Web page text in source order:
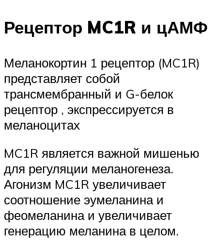
Рецептор MC1R и цАМФ
Меланокортин 1 рецептор (MC1R)
представляет собой
трансмембранный и G-белок
рецептор , экспрессируется в
меланоцитах
MC1R является важной мишенью
для регуляции меланогенеза.
Агонизм MC1R увеличивает
соотношение эумеланина и
феомеланина и увеличивает
генерацию меланина в целом.